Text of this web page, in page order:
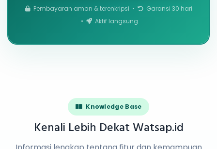
Pembayaran aman & terenkripsi •
Garansi 30 hari
•
Aktif langsung
Knowledge Base
Kenali Lebih Dekat Watsap.id